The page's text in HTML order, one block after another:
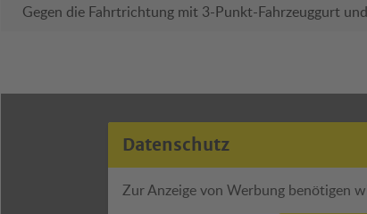
Gegen die Fahrtrichtung mit 3-Punkt-Fahrzeuggurt
Datenschutz
Zur Anzeige von Werbung benötigen